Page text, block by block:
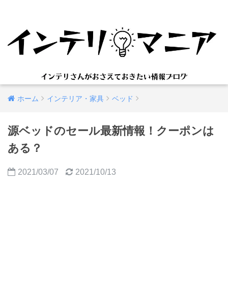
ホーム インテリア・家具 ベッド
源ベッドのセール最新情報！クーポンは
ある？
2021/03/07 2021/10/13